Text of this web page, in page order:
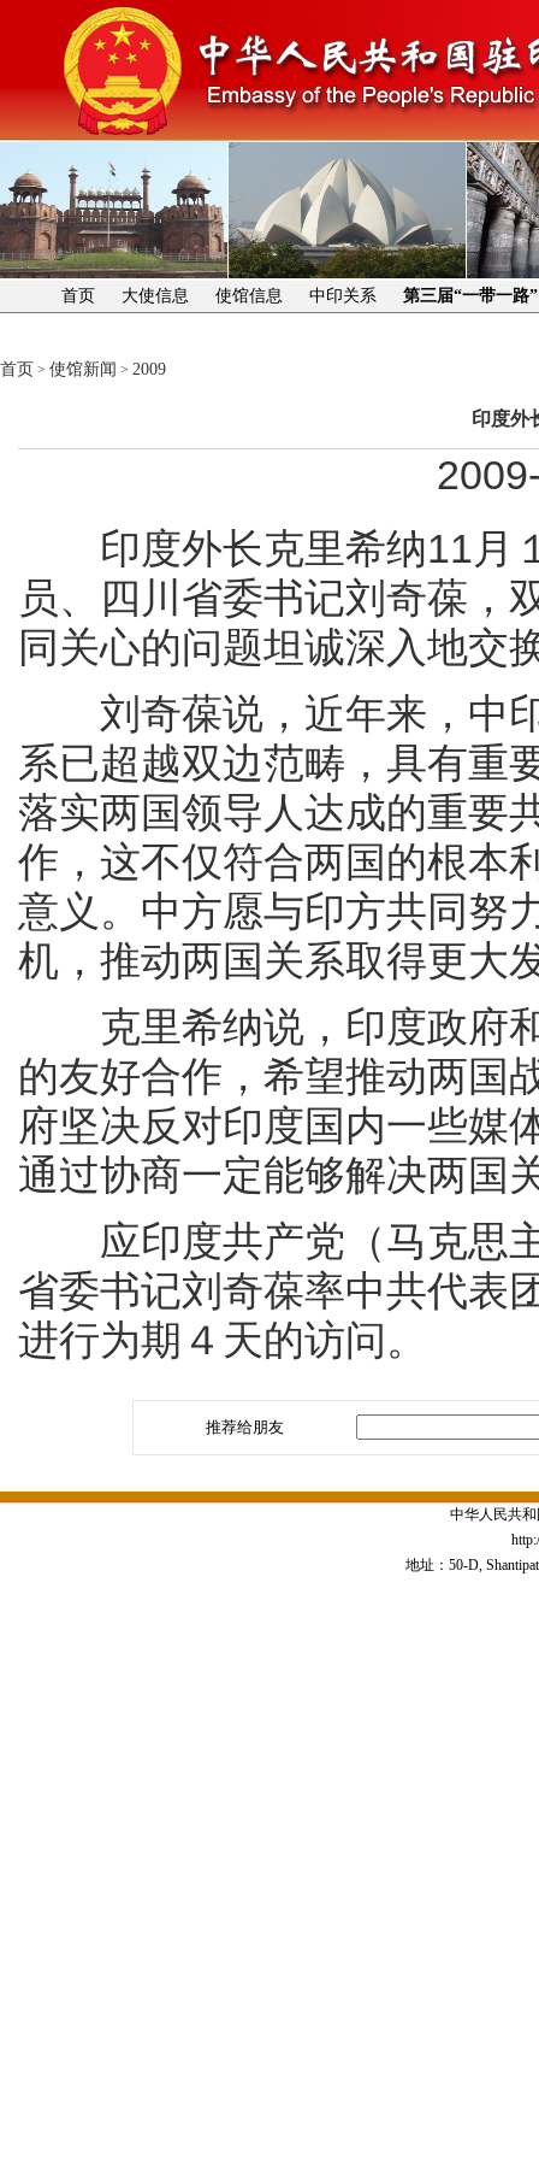
首页 大使信息 使馆信息 中印关系 第三届“一带一路
首页 > 使馆新闻 > 2009
印度外
印度外长克里希纳11月
员、四川省委书记刘奇葆，
同关心的问题坦诚深入地交
刘奇葆说，近年来，中印
系已超越双边范畴，具有重
落实两国领导人达成的重要
作，这不仅符合两国的根本
意义。中方愿与印方共同努
机，推动两国关系取得更大
克里希纳说，印度政府和
的友好合作，希望推动两国
府坚决反对印度国内一些媒
通过协商一定能够解决两国
应印度共产党（马克思主
省委书记刘奇葆率中共代表
进行为期４天的访问。
推荐给朋友
中华人民共
地址：50-D,